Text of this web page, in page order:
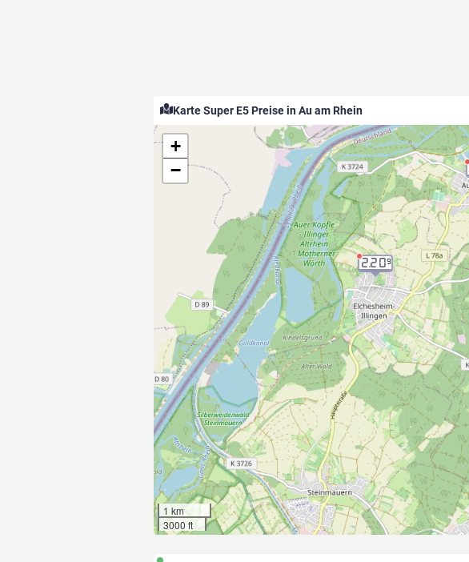
Karte Super E5 Preise in Au am Rhein
2.209
+
−
1 km
3000 ft